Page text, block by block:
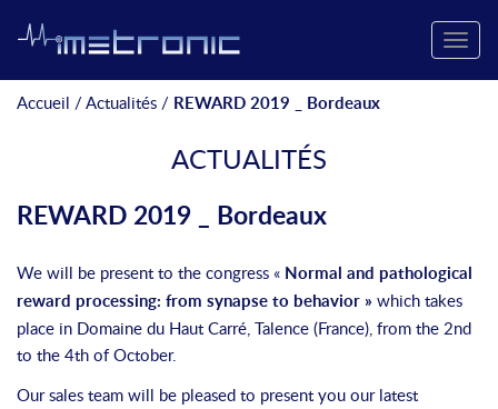
Toggle
Accueil /Actualités / REWARD 2019 _ Bordeaux
ACTUALITÉS
REWARD 2019 _ Bordeaux
We will be present to the congress « Normal and pathological
reward processing: from synapse to behavior » which takes
place in Domaine du Haut Carré, Talence (France), from the 2nd
to the 4th of October.
Our sales team will be pleased to present you our latest